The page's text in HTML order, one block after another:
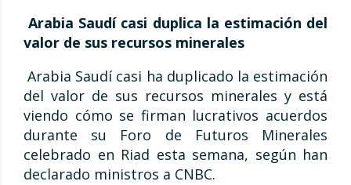
Arabia Saudí casi duplica la estimación del
valor de sus recursos minerales
Arabia Saudí casi ha duplicado la estimación
del valor de sus recursos minerales y está
viendo cómo se firman lucrativos acuerdos
durante su Foro de Futuros Minerales
celebrado en Riad esta semana, según han
declarado ministros a CNBC.